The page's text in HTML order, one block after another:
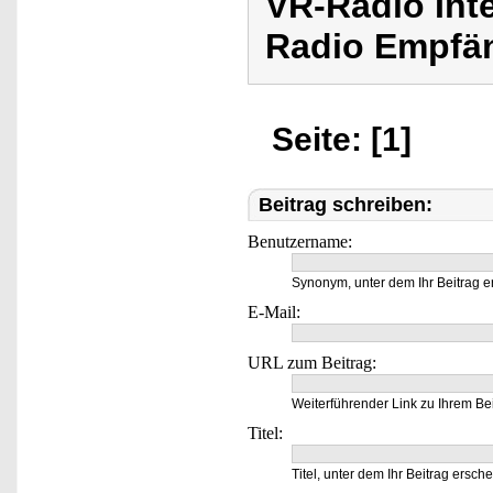
Radio
Seite: [1]
Beitrag schreiben:
Benutzername:
Synonym, unter dem Ihr Beitrag
E-Mail:
URL zum Beitrag:
Weiterführender Link zu Ihrem
Titel:
Titel, unter dem Ihr Beitrag